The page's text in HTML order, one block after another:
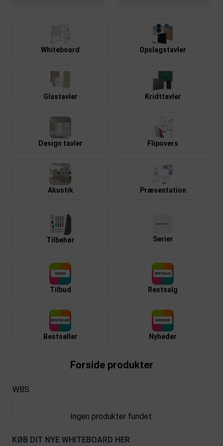
Planlægningstavle
Se udvalg
Whiteboard på
Se de mange tilbud
Whiteboard Opslagstavler
Glastavler Kridttavler
Design tavler Flipovers
Akustik Præsentation
Tilbehør Serier
Tilbud Restsalg
Bestseller Nyheder
Forside produkter
WBS
Ingen produkter fundet.
KØB DIT NYE WHITEBOARD HER